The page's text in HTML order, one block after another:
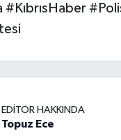
EDITÖR HAKKINDA
Topuz Ece